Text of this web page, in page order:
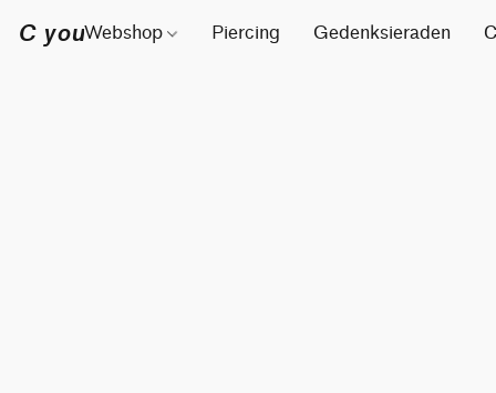
C youWebshop Piercing Gedenksieraden